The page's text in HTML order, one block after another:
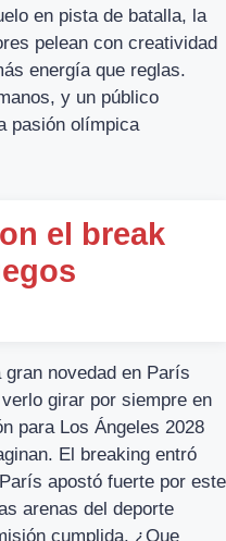
en pista de batalla, la
pelean con creatividad
energía que reglas.
y un público
pasión olímpica
el break
novedad en París
girar por siempre en
para Los Ángeles 2028
El breaking entró
apostó fuerte por este
arenas del deporte
cumplida. ¿Que